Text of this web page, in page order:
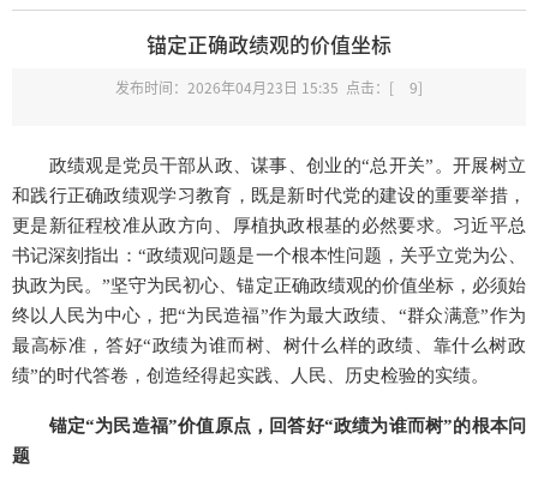
锚定正确政绩观的价值坐标
发布时间：2026年04月23日 15:35 点击：[ 9]
政绩观是党员干部从政、谋事、创业的“总开关”。开展树立
和践行正确政绩观学习教育，既是新时代党的建设的重要举措，
更是新征程校准从政方向、厚植执政根基的必然要求。习近平总
书记深刻指出：“政绩观问题是一个根本性问题，关乎立党为公、
执政为民。”坚守为民初心、锚定正确政绩观的价值坐标，必须始
终以人民为中心，把“为民造福”作为最大政绩、“群众满意”作为
最高标准，答好“政绩为谁而树、树什么样的政绩、靠什么树政
绩”的时代答卷，创造经得起实践、人民、历史检验的实绩。
锚定“为民造福”价值原点，回答好“政绩为谁而树”的根本问
题